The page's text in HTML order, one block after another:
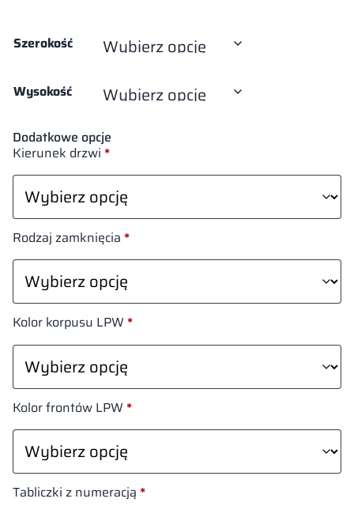
Szerokość
Wysokość
Dodatkowe opcje
Kierunek drzwi *
Rodzaj zamknięcia *
Kolor korpusu LPW *
Kolor frontów LPW *
Tabliczki z numeracją *